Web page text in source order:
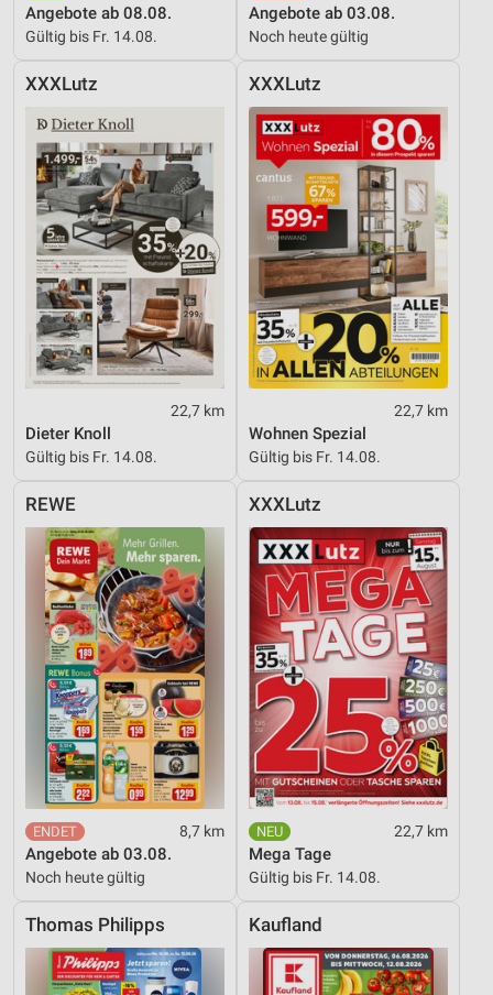
Angebote ab 08.08.
Gültig bis Fr. 14.08.
Angebote ab 03.08.
Noch heute gültig
XXXLutz
22,7 km
Dieter Knoll
Gültig bis Fr. 14.08.
XXXLutz
22,7 km
Wohnen Spezial
Gültig bis Fr. 14.08.
REWE
8,7 km
Angebote ab 03.08.
Noch heute gültig
XXXLutz
22,7 km
Mega Tage
Gültig bis Fr. 14.08.
Thomas Philipps Kaufland